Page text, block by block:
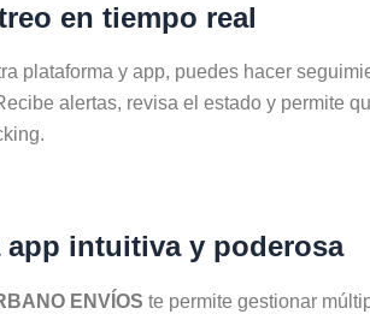
en tiempo real
plataforma y app, puedes hacer
alertas, revisa el estado y permite
app intuitiva y poderosa
ENVÍOS te permite gestionar